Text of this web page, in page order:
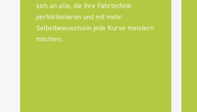
sich an alle, die ihre Fahrtechnik
perfektionieren und mit mehr
Selbstbewusstsein jede Kurve meistern
möchten.